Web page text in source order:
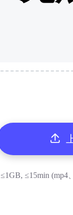
≤1GB, ≤15min (mp4